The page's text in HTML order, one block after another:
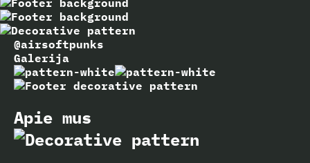
@airsoftpunks
Galerija
Apie mus